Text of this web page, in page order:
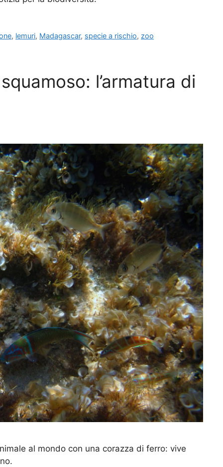
, lemuri, Madagascar, specie a rischio, zoo
l’armatura di
al mondo con una corazza di ferro: vive